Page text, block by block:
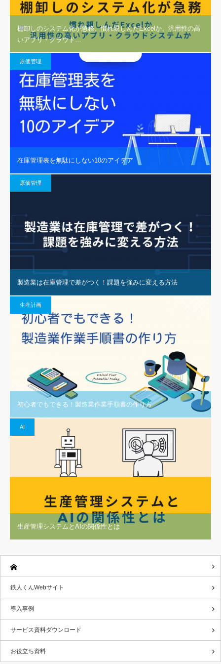
棚卸しのシステム化が急務。慣れ親しんだExcelか、汎用性の高
いアプリ・クラウド…
原価管理
在庫管理表を無駄にしない10のアイデア
原価管理
製造業は在庫管理で差がつく！課題を強みに変える方法
生産計画
初心者でもできる！製造業作業手順書の作り方
AI
生産管理システムとAIの関係性とは
鉄人くんWebサイト
導入事例
サービス資料ダウンロード
お役立ち資料